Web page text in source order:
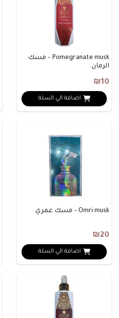
Pomegranate musk - مسك
الرمان
₪10
اضافة الي السلة
Omri musk - مسك عمري
₪20
اضافة الي السلة